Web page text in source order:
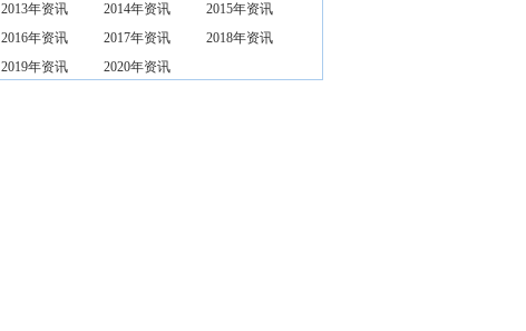
2013年资讯
2014年资讯
2015年资讯
2016年资讯
2017年资讯
2018年资讯
2019年资讯
2020年资讯